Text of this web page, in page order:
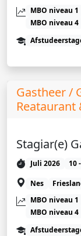
MBO niveau 1
MBO niveau 4
Gastheer /
Reataurant
Stagiar(e)
Juli 2026 10
Nes
MBO niveau 1
MBO niveau 4